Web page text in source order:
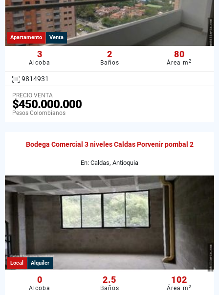
Apartamento Venta
3
Alcoba
2
Baños
80
Área m2
9814931
PRECIO VENTA
$450.000.000
Pesos Colombianos
Bodega Comercial 3 niveles Caldas Porvenir pombal 2
En: Caldas, Antioquia
Local Alquiler
0
Alcoba
2.5
Baños
102
Área m2